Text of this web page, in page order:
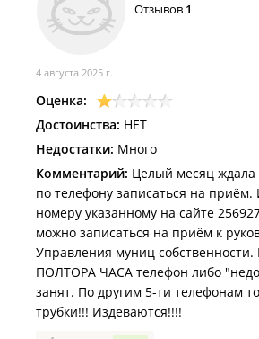
открыто: 09:00–16:45, перерыв через
Отзывов 1
4 августа 2025 г.
Оценка:
Достоинства: НЕТ
Недостатки: Много
Комментарий: Целый месяц ждала
по телефону записаться на
номеру указанному на сайте
можно записаться на приём к
Управления муниц
ПОЛТОРА ЧАСА телефон либо
занят. По другим 5-ти телефонам
трубки!!! Издеваются!!!!